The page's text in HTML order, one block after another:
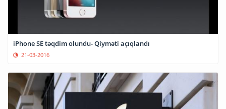
iPhone SE təqdim olundu- Qiyməti açıqlandı
21-03-2016